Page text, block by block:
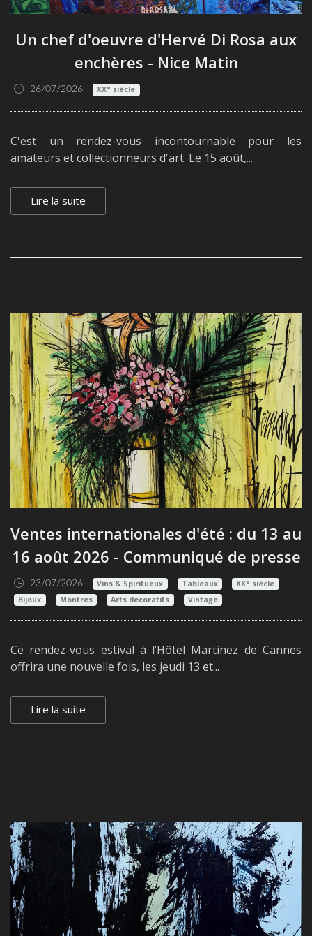
Un chef d'oeuvre d'Hervé Di Rosa aux
enchères - Nice Matin
26/07/2026 XX° siècle
C'est un rendez-vous incontournable pour les
amateurs et collectionneurs d'art. Le 15 août,...
Lire la suite
Ventes internationales d'été : du 13 au
16 août 2026 - Communiqué de presse
23/07/2026 Vins & Spiritueux Tableaux
XX° siècle
Bijoux
Montres Arts décoratifs Vintage
Ce rendez-vous estival à l’Hôtel Martinez de Cannes
offrira une nouvelle fois, les jeudi 13 et...
Lire la suite